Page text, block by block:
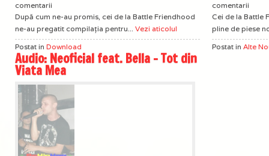
comentarii
După cum ne-au promis, cei de la Battle Friendhood
ne-au pregatit compilaţia pentru... Vezi aticolul
Postat in Download
comentarii
Cei de la Battle
pline de piese
Postat in Alte
Audio: Neoficial feat. Bella – Tot din
Viata Mea